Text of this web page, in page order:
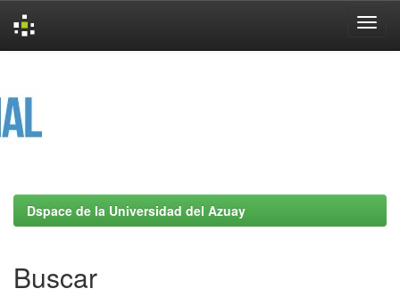
Dspace de la Universidad del Azuay
Buscar